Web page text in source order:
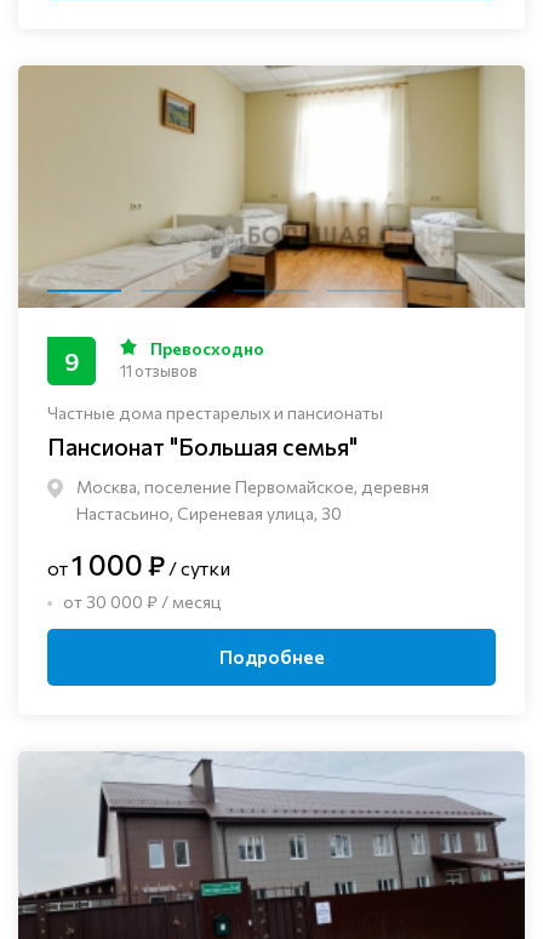
Частные дома престарелых и пансионаты
Пансионат "Большая семья"
Москва, поселение Первомайское, деревня
Настасьино, Сиреневая улица, 30
9 Превосходно
11 отзывов
от1 000 ₽ / сутки
от 30 000 ₽ / месяц
Подробнее